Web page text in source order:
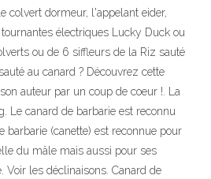
colvert dormeur, l'appelant eider,
électriques Lucky Duck ou
ou de 6 siffleurs de la Riz sauté
au canard ? Découvrez cette
auteur par un coup de coeur !. La
Le canard de barbarie est reconnu
barbarie (canette) est reconnue pour
du mâle mais aussi pour ses
Voir les déclinaisons. Canard de